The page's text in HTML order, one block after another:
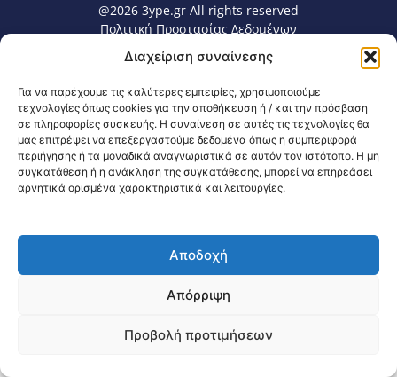
Διαχείριση συναίνεσης
Για να παρέχουμε τις καλύτερες εμπειρίες, χρησιμοποιούμε
τεχνολογίες όπως cookies για την αποθήκευση ή / και την πρόσβαση
σε πληροφορίες συσκευής. Η συναίνεση σε αυτές τις τεχνολογίες θα
μας επιτρέψει να επεξεργαστούμε δεδομένα όπως η συμπεριφορά
περιήγησης ή τα μοναδικά αναγνωριστικά σε αυτόν τον ιστότοπο. Η μη
συγκατάθεση ή η ανάκληση της συγκατάθεσης, μπορεί να επηρεάσει
αρνητικά ορισμένα χαρακτηριστικά και λειτουργίες.
Αποδοχή
Απόρριψη
Προβολή προτιμήσεων
@2026 3ype.gr All rights reserved
Πολιτική Προστασίας Δεδομένων
Θεσσαλονίκη, Ελλάδα
Τηλ: +30 2311 226 200
email: 3ype@3ype.gr
Page Visits:
Website Visits: 1598352